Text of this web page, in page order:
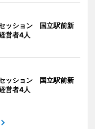
ッション 国立駅前新
営者4人
ッション 国立駅前新
営者4人